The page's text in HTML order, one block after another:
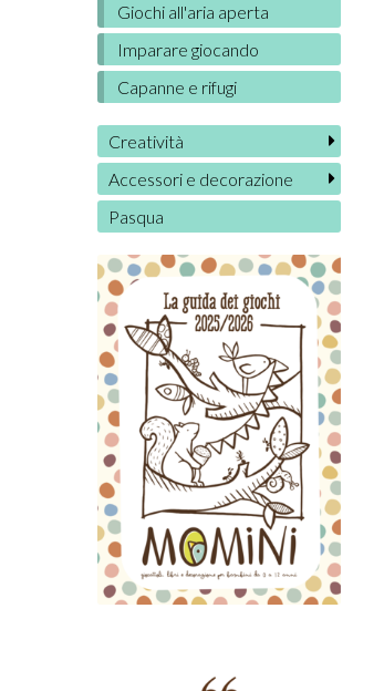
Giochi all'aria aperta
Imparare giocando
Capanne e rifugi
Creatività
Accessori e decorazione
Pasqua